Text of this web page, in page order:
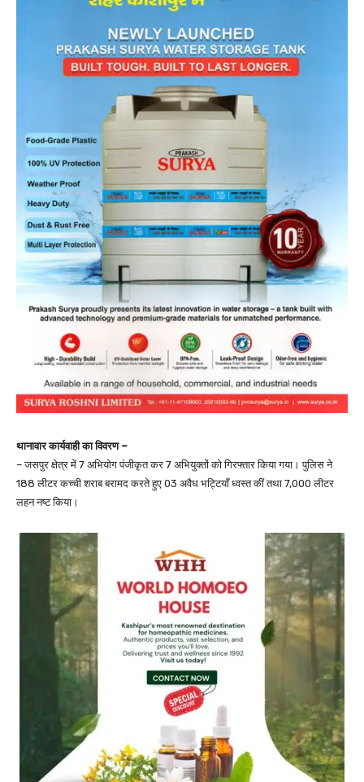
थानावार कार्यवाही का विवरण –
– जसपुर क्षेत्र में 7 अभियोग पंजीकृत कर 7 अभियुक्तों को गिरफ्तार किया गया। पुलिस ने
188 लीटर कच्ची शराब बरामद करते हुए 03 अवैध भट्टियाँ ध्वस्त कीं तथा 7,000 लीटर
लहन नष्ट किया।